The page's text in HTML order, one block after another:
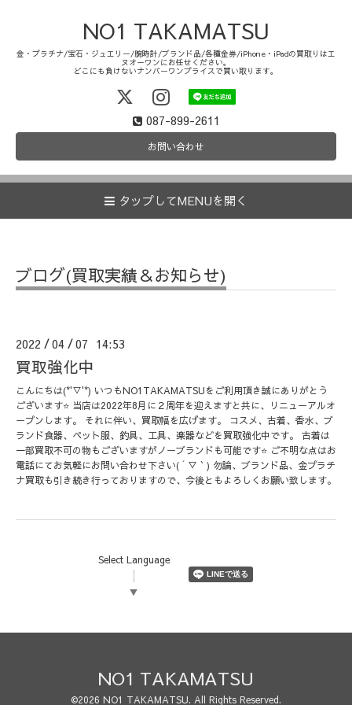
NO1 TAKAMATSU
金・プラチナ/宝石・ジュエリー/腕時計/ブランド品/各種金券/iPhone・iPadの買取りはエ
ヌオーワンにお任せください。
どこにも負けないナンバーワンプライスで買い取ります。
087-899-2611
お問い合わせ
タップしてMENUを開く
ブログ(買取実績＆お知らせ)
2022 /04 /07 14:53
買取強化中
こんにちは(*'▽'*) いつもNO1TAKAMATSUをご利用頂き誠にありがとう
ございます⭐️ 当店は2022年8月に２周年を迎えますと共に、リニューアルオ
ープンします。 それに伴い、買取幅を広げます。 コスメ、古着、香水、ブ
ランド食器、ペット服、釣具、工具、楽器などを買取強化中です。 古着は
一部買取不可の物もございますがノーブランドも可能です⭐️ ご不明な点はお
電話にてお気軽にお問い合わせ下さい( ´ ▽ ` ) 勿論、ブランド品、金プラチ
ナ買取も引き続き行っておりますので、今後ともよろしくお願い致します。
Select Language
▼
NO1 TAKAMATSU
©2026 NO1 TAKAMATSU. All Rights Reserved.